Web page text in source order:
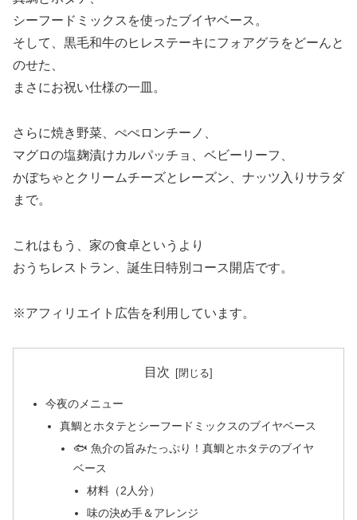
シーフードミックスを使ったブイヤベース。
そして、黒毛和牛のヒレステーキにフォアグラをどーんと
のせた、
まさにお祝い仕様の一皿。
さらに焼き野菜、ぺぺロンチーノ、
マグロの塩麹漬けカルパッチョ、ベビーリーフ、
かぼちゃとクリームチーズとレーズン、ナッツ入りサラダ
まで。
これはもう、家の食卓というより
おうちレストラン、誕生日特別コース開店です。
※アフィリエイト広告を利用しています。
目次
今夜のメニュー
真鯛とホタテとシーフードミックスのブイヤベース
🐟 魚介の旨みたっぷり！真鯛とホタテのブイヤ
ベース
材料（2人分）
味の決め手＆アレンジ